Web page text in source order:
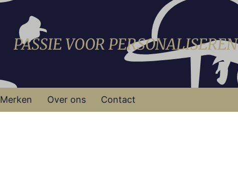
PASSIE VOOR PERSONALISEREN
Merken Over ons Contact